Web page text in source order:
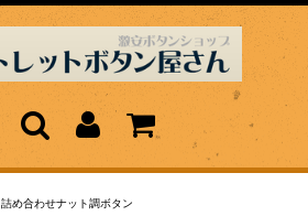
詰め合わせナット調ボタン